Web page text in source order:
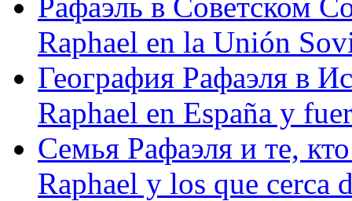
Raphael en la Unión
География Рафаэля в
Raphael en España y
Семья Рафаэля и те,
Raphael y los que cerca